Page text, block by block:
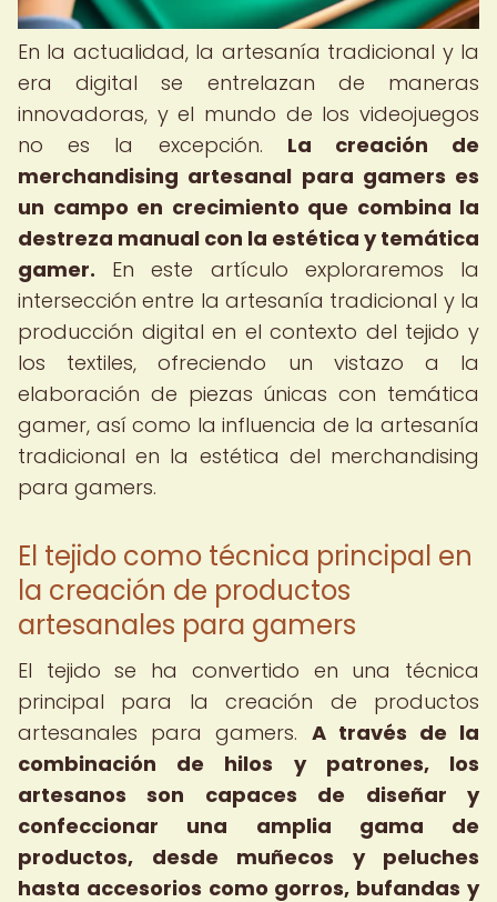
En la actualidad, la artesanía tradicional y la
era digital se entrelazan de maneras
innovadoras, y el mundo de los videojuegos
no es la excepción. La creación de
merchandising artesanal para gamers es
un campo en crecimiento que combina la
destreza manual con la estética y temática
gamer. En este artículo exploraremos la
intersección entre la artesanía tradicional y la
producción digital en el contexto del tejido y
los textiles, ofreciendo un vistazo a la
elaboración de piezas únicas con temática
gamer, así como la influencia de la artesanía
tradicional en la estética del merchandising
para gamers.
El tejido como técnica principal en
la creación de productos
artesanales para gamers
El tejido se ha convertido en una técnica
principal para la creación de productos
artesanales para gamers. A través de la
combinación de hilos y patrones, los
artesanos son capaces de diseñar y
confeccionar una amplia gama de
productos, desde muñecos y peluches
hasta accesorios como gorros, bufandas y